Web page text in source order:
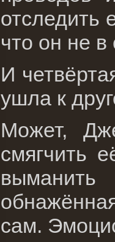
отследить
что он не в
И
ушла к
Может,
смягчить
сам.